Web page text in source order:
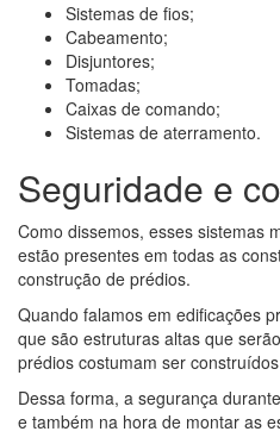
Sistemas de fios;
Cabeamento;
Disjuntores;
Tomadas;
Caixas de comando;
Sistemas de aterramento.
Seguridade e
Como dissemos, esses sistemas
estão presentes em todas as
construção de prédios.
Quando falamos em edificações
que são estruturas altas que
prédios costumam ser
Dessa forma, a segurança
e também na hora de montar as